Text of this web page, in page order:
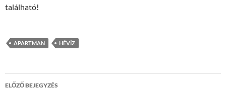
található!
APARTMAN HÉVÍZ
Bejegyzés
ELŐZŐ BEJEGYZÉS